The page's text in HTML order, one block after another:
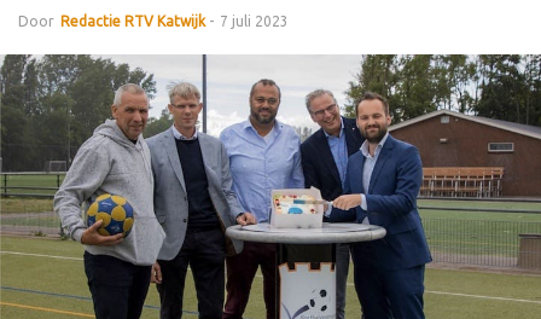
Door Redactie RTV Katwijk - 7 juli 2023